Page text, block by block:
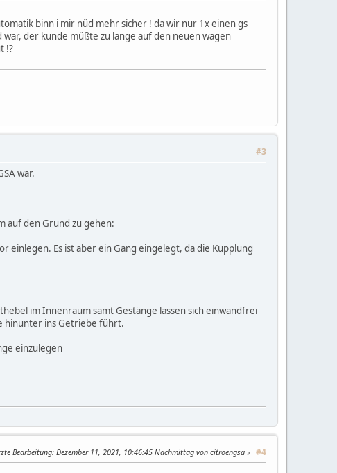
binn i mir nüd mehr sicher ! da wir nur 1x einen gs
der kunde müßte zu lange auf den neuen wagen
!?
#3
war.
auf den Grund zu gehen:
einlegen. Es ist aber ein Gang eingelegt, da die Kupplung
im Innenraum samt Gestänge lassen sich einwandfrei
hinunter ins Getriebe führt.
einzulegen
#4
Bearbeitung: Dezember 11, 2021, 10:46:45 Nachmittag von citroengsa